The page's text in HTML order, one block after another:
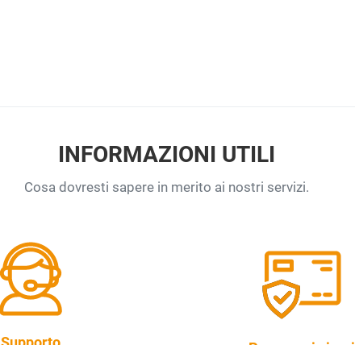
INFORMAZIONI UTILI
Cosa dovresti sapere in merito ai nostri servizi.